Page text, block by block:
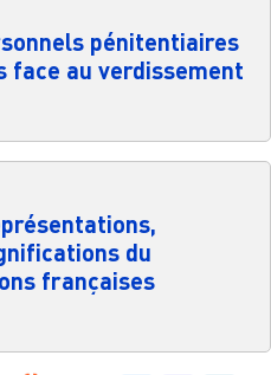
pénitentiaires
face au verdissement
du
françaises